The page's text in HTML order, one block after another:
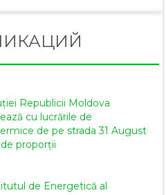
Republicii Moldova
cu lucrările de
de pe strada 31 August
proporții
de Energetică al